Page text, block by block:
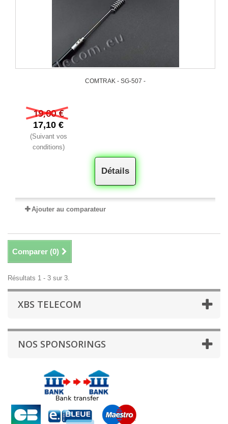
COMTRAK - SG-507 -
19,00 €
17,10 €
(Suivant vos
conditions)
Détails
Ajouter au comparateur
Comparer (0)
Résultats 1 - 3 sur 3.
XBS TELECOM
NOS SPONSORINGS